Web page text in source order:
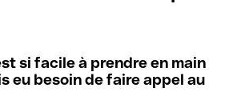
du code SWIFT que vous devriez
un outil de recherche de
de banque.
de codes SWIFT. Ainsi, vous pouvez
codes SWIFT avant de réaliser vos
si facile à prendre en main
eu besoin de faire appel au